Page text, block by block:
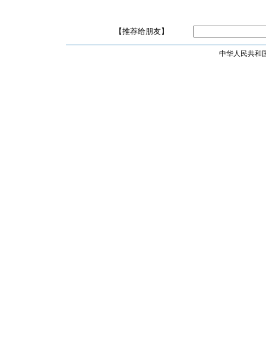
【推荐给朋友】
中华人民共和